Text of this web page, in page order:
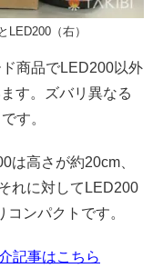
LED200（右）
商品でLED200以外
す。ズバリ異なる
す。
は高さが約20cm、
れに対してLED200
ンパクトです。
記事はこちら